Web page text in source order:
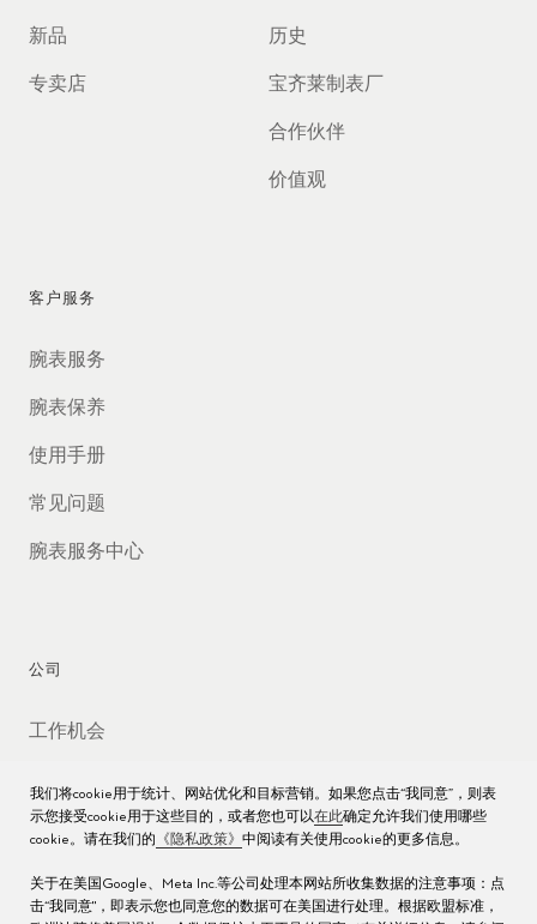
新品
专卖店
历史
宝齐莱制表厂
合作伙伴
价值观
客户服务
腕表服务
腕表保养
使用手册
常见问题
腕表服务中心
公司
工作机会
联络我们
沪ICP备16013004号
我们将cookie用于统计、网站优化和目标营销。如果您点击“我同意”，则表
示您接受cookie用于这些目的，或者您也可以在此确定允许我们使用哪些
cookie。请在我们的 《隐私政策》 中阅读有关使用cookie的更多信息。
关于在美国Google、Meta Inc.等公司处理本网站所收集数据的注意事项：点
击“我同意"，即表示您也同意您的数据可在美国进行处理。根据欧盟标准，